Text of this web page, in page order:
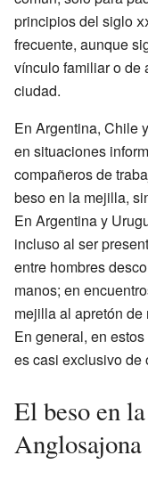
principios del siglo
frecuente, aunque
vínculo familiar o de
ciudad.
En Argentina, Chile
en situaciones
compañeros de
beso en la mejilla,
En Argentina y
incluso al ser
entre hombres
manos; en
mejilla al apretón
En general, en
es casi exclusivo de
El beso en
Anglosajona